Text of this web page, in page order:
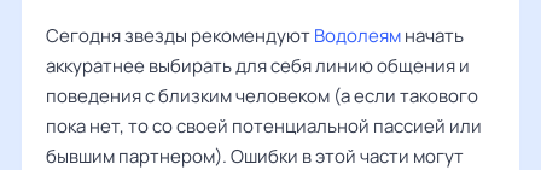
Сегодня звезды рекомендуютВодолеямначать
аккуратнее выбирать для себя линию общения и
поведения с близким человеком (а если такового
пока нет, то со своей потенциальной пассией или
бывшим партнером). Ошибки в этой части могут